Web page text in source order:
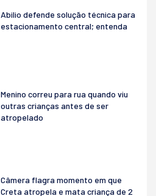
Abilio defende solução técnica para
estacionamento central; entenda
Menino correu para rua quando viu
outras crianças antes de ser
atropelado
Câmera flagra momento em que
Creta atropela e mata criança de 2